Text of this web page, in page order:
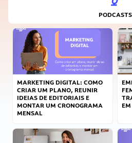
PODCASTS
MARKETING DIGITAL: COMO
CRIAR UM PLANO, REUNIR
IDEIAS DE EDITORIAIS E
MONTAR UM CRONOGRAMA
MENSAL